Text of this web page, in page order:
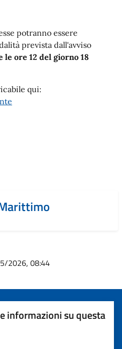
potranno essere
prevista dall'avviso
ore 12 del giorno 18
qui:
2026, 08:44
informazioni su questa